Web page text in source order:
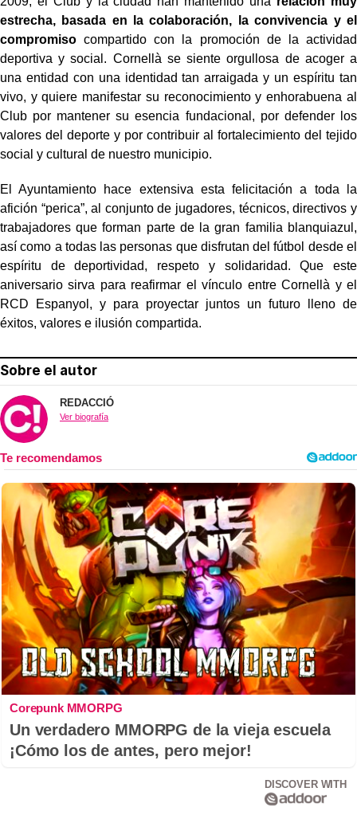
estrecha, basada en la colaboración, la convivencia y el
compromiso compartido con la promoción de la actividad
deportiva y social. Cornellà se siente orgullosa de acoger a
una entidad con una identidad tan arraigada y un espíritu tan
vivo, y quiere manifestar su reconocimiento y enhorabuena al
Club por mantener su esencia fundacional, por defender los
valores del deporte y por contribuir al fortalecimiento del tejido
social y cultural de nuestro municipio.
El Ayuntamiento hace extensiva esta felicitación a toda la
afición “perica”, al conjunto de jugadores, técnicos, directivos y
trabajadores que forman parte de la gran familia blanquiazul,
así como a todas las personas que disfrutan del fútbol desde el
espíritu de deportividad, respeto y solidaridad. Que este
aniversario sirva para reafirmar el vínculo entre Cornellà y el
RCD Espanyol, y para proyectar juntos un futuro lleno de
éxitos, valores e ilusión compartida.
Sobre el autor
REDACCIÓ
Ver biografía
Corepunk MMORPG
Un verdadero MMORPG de la vieja escuela
¡Cómo los de antes, pero mejor!
DISCOVER WITH